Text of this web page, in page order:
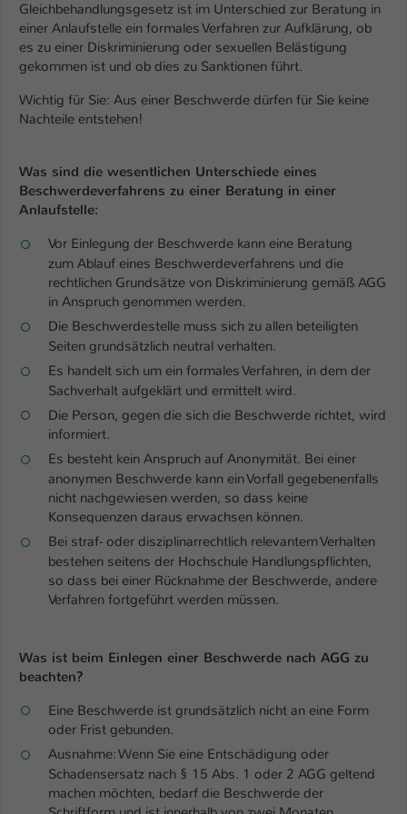
Gleichbehandlungsgesetz ist im Unterschied zur Beratung in
einer Anlaufstelle ein formales Verfahren zur Aufklärung, ob
es zu einer Diskriminierung oder sexuellen Belästigung
gekommen ist und ob dies zu Sanktionen führt.
Wichtig für Sie: Aus einer Beschwerde dürfen für Sie keine
Nachteile entstehen!
Was sind die wesentlichen Unterschiede eines
Beschwerdeverfahrens zu einer Beratung in einer
Anlaufstelle:
Vor Einlegung der Beschwerde kann eine Beratung
zum Ablauf eines Beschwerdeverfahrens und die
rechtlichen Grundsätze von Diskriminierung gemäß AGG
in Anspruch genommen werden.
Die Beschwerdestelle muss sich zu allen beteiligten
Seiten grundsätzlich neutral verhalten.
Es handelt sich um ein formales Verfahren, in dem der
Sachverhalt aufgeklärt und ermittelt wird.
Die Person, gegen die sich die Beschwerde richtet, wird
informiert.
Es besteht kein Anspruch auf Anonymität. Bei einer
anonymen Beschwerde kann ein Vorfall gegebenenfalls
nicht nachgewiesen werden, so dass keine
Konsequenzen daraus erwachsen können.
Bei straf- oder disziplinarrechtlich relevantem Verhalten
bestehen seitens der Hochschule Handlungspflichten,
so dass bei einer Rücknahme der Beschwerde, andere
Verfahren fortgeführt werden müssen.
Was ist beim Einlegen einer Beschwerde nach AGG zu
beachten?
Eine Beschwerde ist grundsätzlich nicht an eine Form
oder Frist gebunden.
Ausnahme: Wenn Sie eine Entschädigung oder
Schadensersatz nach § 15 Abs. 1 oder 2 AGG geltend
machen möchten, bedarf die Beschwerde der
Zweck
Einstellungen. Unter anderem eine zufällig
generierte ID, für die historische
Speicherung Ihrer vorgenommen
Einstellungen, falls der Webseiten-
Anbieter TYPO3
Zweck
Dieses Cookie ist ein Standard-Session-
Cookie von TYPO3. Es speichert im Fall
eines Intranet-Logins die Session-ID. So
kann der eingeloggte Benutzer
wiedererkannt werden und es wird ihm
gewährt.
Name
Anbieter TYPO3
Laufzeit 1 Tag
Zweck
Dieser Cookie teilt der Webseite mit, ob
ein Besucher im Typo3-Backend
angemeldet ist und Rechte besitzt diese